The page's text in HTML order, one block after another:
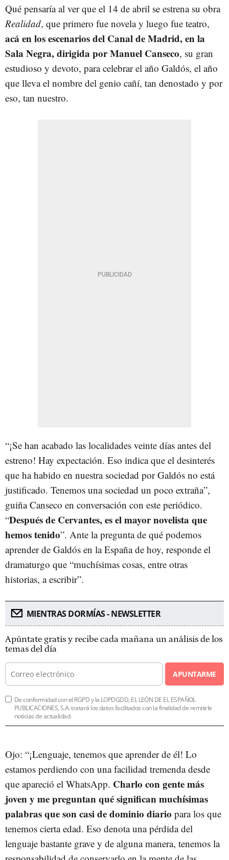
Qué pensaría al ver que el 14 de abril se estrena su obra
Realidad, que primero fue novela y luego fue teatro,
acá en los escenarios del Canal de Madrid, en la
Sala Negra, dirigida por Manuel Canseco, su gran
estudioso y devoto, para celebrar el año Galdós, el año
que lleva el nombre del genio cañí, tan denostado y por
eso, tan nuestro.
“¡Se han acabado las localidades veinte días antes del
estreno! Hay expectación. Eso indica que el desinterés
que ha habido en nuestra sociedad por Galdós no está
justificado. Tenemos una sociedad un poco extraña”,
guiña Canseco en conversación con este periódico.
“Después de Cervantes, es el mayor novelista que
hemos tenido”. Ante la pregunta de qué podemos
aprender de Galdós en la España de hoy, responde el
dramaturgo que “muchísimas cosas, entre otras
historias, a escribir”.
MIENTRAS DORMÍAS - NEWSLETTER
Apúntate gratis y recibe cada mañana un análisis de los
temas del día
APUNTARME
De conformidad con el RGPD y la LOPDGDD, EL LEÓN DE EL ESPAÑOL
PUBLICACIONES, S.A. tratará los datos facilitados con la finalidad de remitirle
noticias de actualidad.
Ojo: “¡Lenguaje, tenemos que aprender de él! Lo
estamos perdiendo con una facilidad tremenda desde
que apareció el WhatsApp. Charlo con gente más
joven y me preguntan qué significan muchísimas
palabras que son casi de dominio diario para los que
tenemos cierta edad. Eso denota una pérdida del
lenguaje bastante grave y de alguna manera, tenemos la